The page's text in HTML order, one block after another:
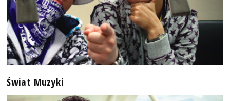
Świat Muzyki